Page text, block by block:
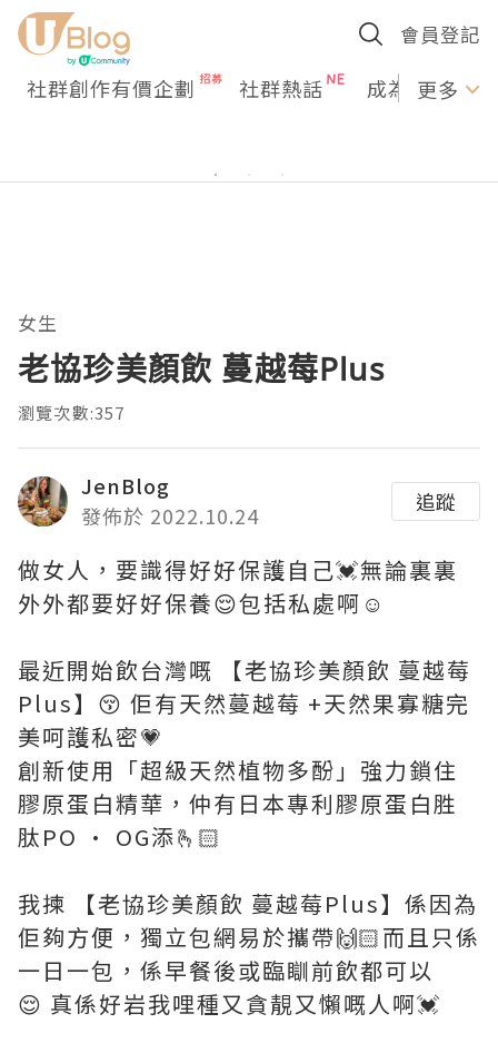
會員登記
社群創作有價企劃 社群熱話 成為U更多
女生
老協珍美顏飲 蔓越莓Plus
瀏覽次數:357
JenBlog
發佈於 2022.10.24
追蹤
做女人，要識得好好保護自己💓無論裏裏
外外都要好好保養😌包括私處啊☺️
最近開始飲台灣嘅 【老協珍美顏飲 蔓越莓
Plus】😚 佢有天然蔓越莓 +天然果寡糖完
美呵護私密💗
創新使用「超級天然植物多酚」強力鎖住
膠原蛋白精華，仲有日本專利膠原蛋白胜
肽PO · OG添🫰🏻
我揀 【老協珍美顏飲 蔓越莓Plus】係因為
佢夠方便，獨立包網易於攜帶🙌🏻而且只係
一日一包，係早餐後或臨瞓前飲都可以
😌 真係好岩我哩種又貪靚又懶嘅人啊💓